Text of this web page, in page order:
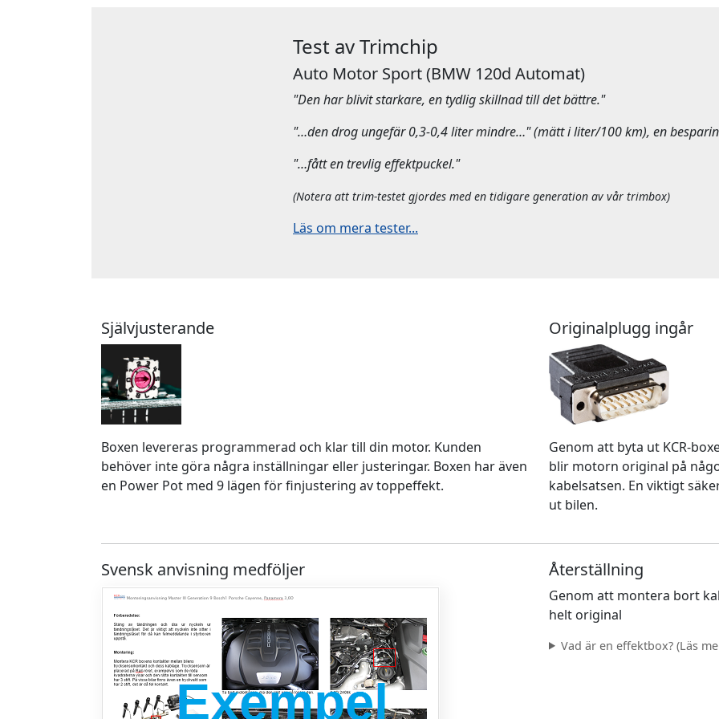
Test av Trimchip
Auto Motor Sport(BMW 120d Automat)
"Den har blivit starkare, en tydlig skillnad till det bättre."
"…den drog ungefär 0,3-0,4 liter mindre…" (mätt i liter/100 km), en
"…fått en trevlig effektpuckel."
(Notera att trim-testet gjordes med en tidigare generation av vår trimbox)
Läs om mera tester...
Självjusterande
Boxen levereras programmerad och klar till din motor. Kunden
behöver inte göra några inställningar eller justeringar. Boxen har även
en Power Pot med 9 lägen för finjustering av toppeffekt.
Originalplugg ingår
Genom att byta ut KCR-
blir motorn original på
kabelsatsen. En viktigt
ut bilen.
Svensk anvisning medföljer Återställning
Genom att montera bort
helt original
Vad är en effektbox? (Läs